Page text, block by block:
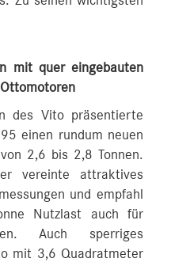
mit quer eingebauten
des Vito präsentierte
einen rundum neuen
2,6 bis 2,8 Tonnen.
vereinte attraktives
und empfahl
Nutzlast auch für
Auch sperriges
mit 3,6 Quadratmeter